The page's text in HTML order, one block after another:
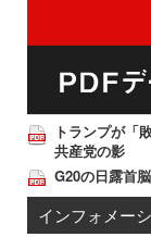
トランプが「
共産党の影
G20の日露首
インフォメー